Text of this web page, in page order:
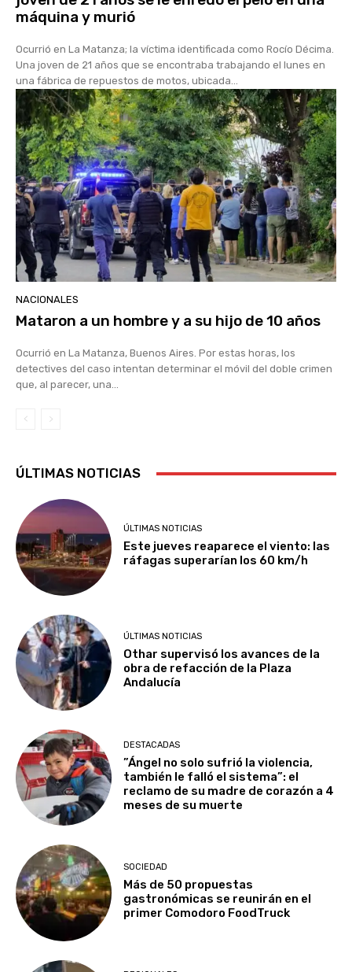
máquina y murió
Ocurrió en La Matanza; la víctima identificada como Rocío Décima.
Una joven de 21 años que se encontraba trabajando el lunes en
una fábrica de repuestos de motos, ubicada...
NACIONALES
Mataron a un hombre y a su hijo de 10 años
Ocurrió en La Matanza, Buenos Aires. Por estas horas, los
detectives del caso intentan determinar el móvil del doble crimen
que, al parecer, una...
ÚLTIMAS NOTICIAS
ÚLTIMAS NOTICIAS
Este jueves reaparece el viento: las
ráfagas superarían los 60 km/h
ÚLTIMAS NOTICIAS
Othar supervisó los avances de la
obra de refacción de la Plaza
Andalucía
DESTACADAS
​”Ángel no solo sufrió la violencia,
también le falló el sistema”: el
reclamo de su madre de corazón a 4
meses de su muerte
SOCIEDAD
Más de 50 propuestas
gastronómicas se reunirán en el
primer Comodoro FoodTruck